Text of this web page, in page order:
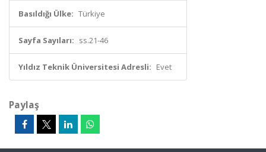
Basıldığı Ülke: Türkiye
Sayfa Sayıları: ss.21-46
Yıldız Teknik Üniversitesi Adresli: Evet
Paylaş